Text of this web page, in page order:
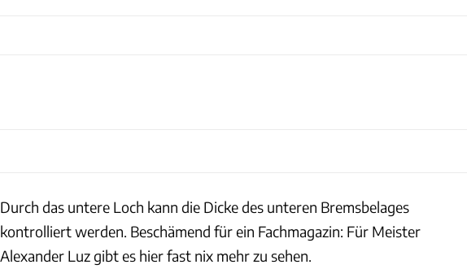
Durch das untere Loch kann die Dicke des unteren Bremsbelages
kontrolliert werden. Beschämend für ein Fachmagazin: Für Meister
Alexander Luz gibt es hier fast nix mehr zu sehen.